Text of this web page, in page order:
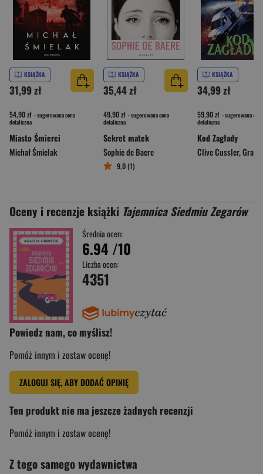
KSIĄŻKA
31,99 zł
54,90 zł - sugerowana cena
detaliczna
Miasto Śmierci
Michał Śmielak
KSIĄŻKA
35,44 zł
49,90 zł - sugerowana cena
detaliczna
Sekret matek
Sophie de Baere
9,0 (1)
KSIĄŻKA
34,99 zł
59,90 zł - sugerowana cena
detaliczna
Kod Zagłady
Clive Cussler,
Oceny i recenzje książki Tajemnica Siedmiu Zegarów
Średnia ocen:
6.94 /10
Liczba ocen:
4351
Powiedz nam, co myślisz!
Pomóż innym i zostaw ocenę!
ZALOGUJ SIĘ, ABY DODAĆ OPINIĘ
Ten produkt nie ma jeszcze żadnych recenzji
Pomóż innym i zostaw ocenę!
Z tego samego wydawnictwa